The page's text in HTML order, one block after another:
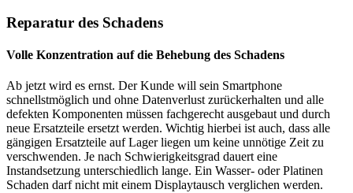
Reparatur des Schadens
Volle Konzentration auf die Behebung des Schadens
Ab jetzt wird es ernst. Der Kunde will sein Smartphone
schnellstmöglich und ohne Datenverlust zurückerhalten und alle
defekten Komponenten müssen fachgerecht ausgebaut und durch
neue Ersatzteile ersetzt werden. Wichtig hierbei ist auch, dass alle
gängigen Ersatzteile auf Lager liegen um keine unnötige Zeit zu
verschwenden. Je nach Schwierigkeitsgrad dauert eine
Instandsetzung unterschiedlich lange. Ein Wasser- oder Platinen
Schaden darf nicht mit einem Displaytausch verglichen werden.